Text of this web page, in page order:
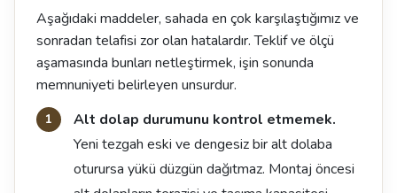
Aşağıdaki maddeler, sahada en çok karşılaştığımız ve
sonradan telafisi zor olan hatalardır. Teklif ve ölçü
aşamasında bunları netleştirmek, işin sonunda
memnuniyeti belirleyen unsurdur.
Alt dolap durumunu kontrol etmemek.
Yeni tezgah eski ve dengesiz bir alt dolaba
oturursa yükü düzgün dağıtmaz. Montaj öncesi